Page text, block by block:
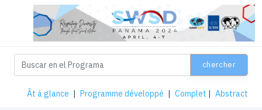
chercher
Ât à glance | Programme développé | Complet | Abstract